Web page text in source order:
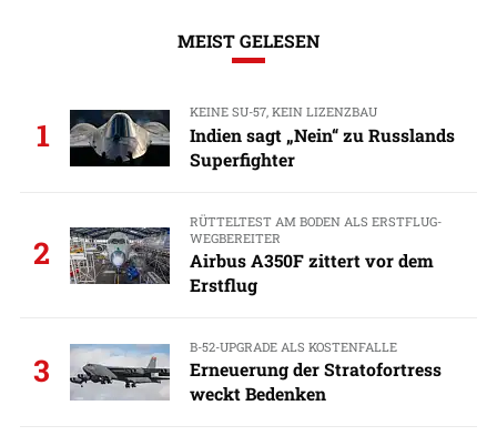
MEIST GELESEN
1
KEINE SU-57, KEIN LIZENZBAU
Indien sagt „Nein“ zu Russlands
Superfighter
2
RÜTTELTEST AM BODEN ALS ERSTFLUG-
WEGBEREITER
Airbus A350F zittert vor dem
Erstflug
3
B-52-UPGRADE ALS KOSTENFALLE
Erneuerung der Stratofortress
weckt Bedenken